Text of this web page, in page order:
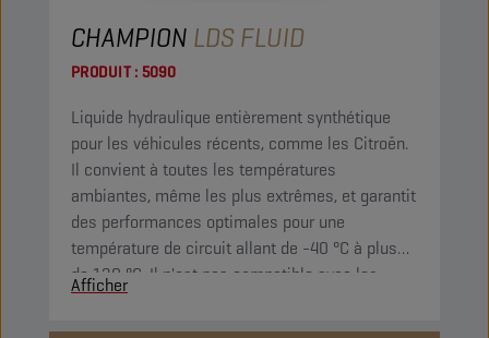
CHAMPION LDS FLUID
PRODUIT : 5090
Liquide hydraulique entièrement synthétique
pour les véhicules récents, comme les Citroën.
Il convient à toutes les températures
ambiantes, même les plus extrêmes, et garantit
des performances optimales pour une
température de circuit allant de -40 °C à plus
de 130 °C. Il n'est pas compatible avec les
produits LHM.
Afficher